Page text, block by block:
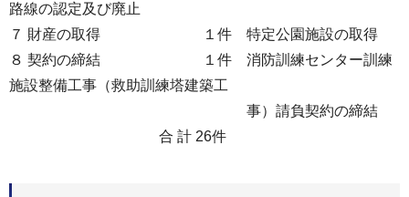
路線の認定及び廃止
７ 財産の取得 １件 特定公園施設の取得
８ 契約の締結 １件 消防訓練センター訓練
施設整備工事（救助訓練塔建築工
事）請負契約の締結
合 計 26件